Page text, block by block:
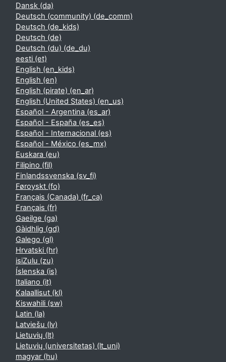
Dansk ‎(da)‎
Deutsch (community) ‎(de_comm)‎
Deutsch ‎(de_kids)‎
Deutsch ‎(de)‎
Deutsch (du) ‎(de_du)‎
eesti ‎(et)‎
English ‎(en_kids)‎
English ‎(en)‎
English (pirate) ‎(en_ar)‎
English (United States) ‎(en_us)‎
Español - Argentina ‎(es_ar)‎
Español - España ‎(es_es)‎
Español - Internacional ‎(es)‎
Español - México ‎(es_mx)‎
Euskara ‎(eu)‎
Filipino ‎(fil)‎
Finlandssvenska ‎(sv_fi)‎
Føroyskt ‎(fo)‎
Français (Canada) ‎(fr_ca)‎
Français ‎(fr)‎
Gaeilge ‎(ga)‎
Gàidhlig ‎(gd)‎
Galego ‎(gl)‎
Hrvatski ‎(hr)‎
isiZulu ‎(zu)‎
Íslenska ‎(is)‎
Italiano ‎(it)‎
Kalaallisut ‎(kl)‎
Kiswahili ‎(sw)‎
Latin ‎(la)‎
Latviešu ‎(lv)‎
Lietuvių ‎(lt)‎
Lietuvių (universitetas) ‎(lt_uni)‎
magyar ‎(hu)‎